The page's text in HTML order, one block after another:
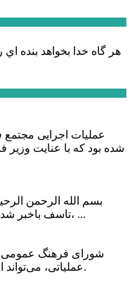
هر گاه خدا بخواهد بنده
شده بود که با عنایت
بسم الله الرحمن
تاسف باخبر شدیم هنرمند برجسته ایران و فرزند اردبیل، ...
شورای فرهنگ عمومی
عملیاتی، می‌تواند الگویی برای سایر استان‌های کشور باشد.